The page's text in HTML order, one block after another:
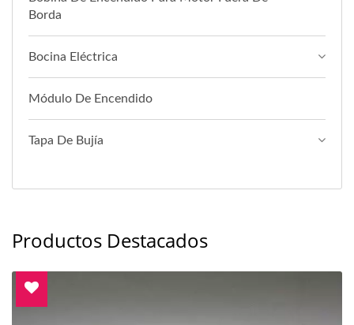
Borda
Bocina Eléctrica
Módulo De Encendido
Tapa De Bujía
Productos Destacados